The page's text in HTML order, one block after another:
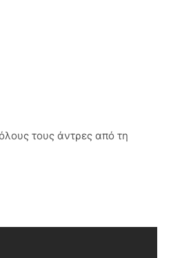
τους άντρες από τη